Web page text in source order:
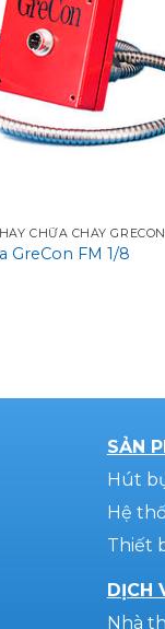
CHỮA CHÁY GRECON
GreCon FM 1/8
SẢN
Hút
Hệ
Thiết
DỊCH
Nhà